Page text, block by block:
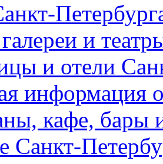
и
и отели
информация
кафе, бары
Санкт-